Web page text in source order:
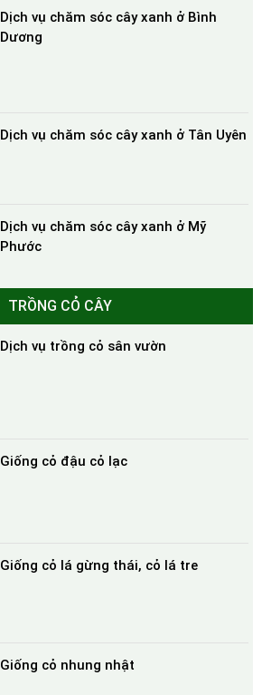
Dịch vụ chăm sóc cây xanh ở Bình
Dương
Dịch vụ chăm sóc cây xanh ở Tân Uyên
Dịch vụ chăm sóc cây xanh ở Mỹ
Phước
TRỒNG CỎ CÂY
Dịch vụ trồng cỏ sân vườn
Giống cỏ đậu cỏ lạc
Giống cỏ lá gừng thái, cỏ lá tre
Giống cỏ nhung nhật